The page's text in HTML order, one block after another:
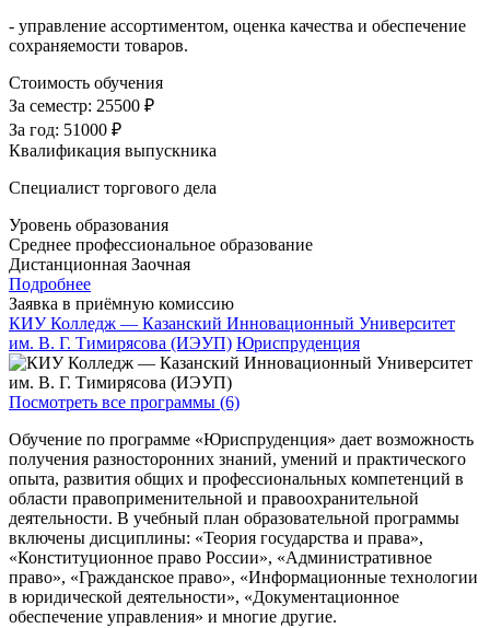
- управление ассортиментом, оценка качества и обеспечение
сохраняемости товаров.
Стоимость обучения
За семестр: 25500 ₽
За год: 51000 ₽
Квалификация выпускника
Специалист торгового дела
Уровень образования
Среднее профессиональное образование
Дистанционная Заочная
Подробнее
Заявка в приёмную комиссию
КИУ Колледж — Казанский Инновационный Университет
им. В. Г. Тимирясова (ИЭУП) Юриспруденция
Посмотреть все программы (6)
Обучение по программе «Юриспруденция» дает возможность
получения разносторонних знаний, умений и практического
опыта, развития общих и профессиональных компетенций в
области правоприменительной и правоохранительной
деятельности. В учебный план образовательной программы
включены дисциплины: «Теория государства и права»,
«Конституционное право России», «Административное
право», «Гражданское право», «Информационные технологии
в юридической деятельности», «Документационное
обеспечение управления» и многие другие.